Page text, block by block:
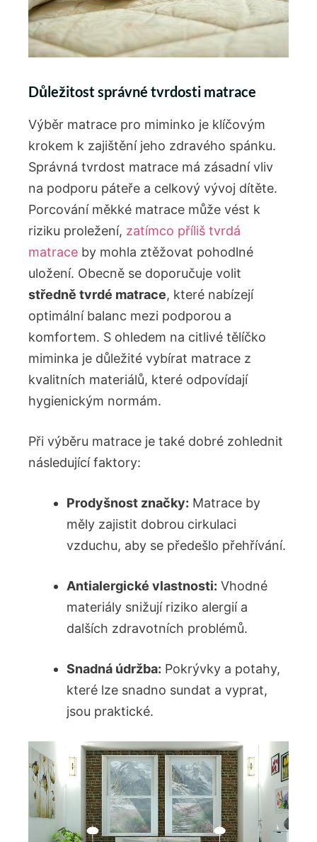
Důležitost správné ‍tvrdosti matrace
Výběr ⁢matrace pro⁣ miminko je klíčovým
krokem k zajištění jeho zdravého spánku.
Správná⁢ tvrdost matrace ⁢má zásadní vliv
na ‍podporu ⁢páteře a celkový vývoj dítěte.
Porcování měkké​ matrace může⁢ vést k
riziku proležení, zatímco příliš tvrdá
matrace by mohla ‍ztěžovat pohodlné
uložení. Obecně se doporučuje volit
středně tvrdé matrace,⁣ které nabízejí
optimální balanc mezi podporou ⁢a
komfortem. S ohledem na citlivé⁤ tělíčko ​
miminka je důležité vybírat⁤ matrace z
kvalitních materiálů, které odpovídají
hygienickým normám.
Při výběru matrace je také ⁣dobré‌ zohlednit
následující faktory:
Prodyšnost značky: Matrace by
měly zajistit dobrou cirkulaci
vzduchu, aby se předešlo přehřívání.
Antialergické vlastnosti: Vhodné
materiály snižují riziko alergií a
dalších zdravotních problémů.
Snadná údržba: Pokrývky a potahy,
které​ lze snadno sundat a⁤ vyprat,
jsou praktické.